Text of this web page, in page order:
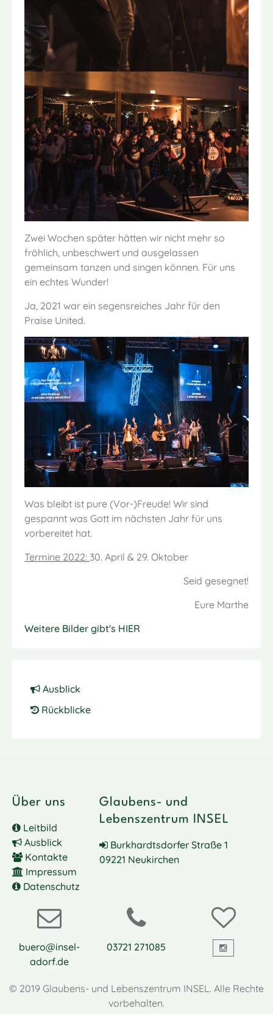
Zwei Wochen später hätten wir nicht mehr so
fröhlich, unbeschwert und ausgelassen
gemeinsam tanzen und singen können. Für uns
ein echtes Wunder!
Ja, 2021 war ein segensreiches Jahr für den
Praise United.
Was bleibt ist pure (Vor-)Freude! Wir sind
gespannt was Gott im nächsten Jahr für uns
vorbereitet hat.
Termine 2022: 30. April & 29. Oktober
Seid gesegnet!
Eure Marthe
Weitere Bilder gibt's HIER
Ausblick
Rückblicke
Über uns
Leitbild
Ausblick
Kontakte
Impressum
Datenschutz
Glaubens- und
Lebenszentrum INSEL
Burkhardtsdorfer Straße 1
09221 Neukirchen
buero@insel-
adorf.de
03721 271085
© 2019 Glaubens- und Lebenszentrum INSEL. Alle Rechte
vorbehalten.